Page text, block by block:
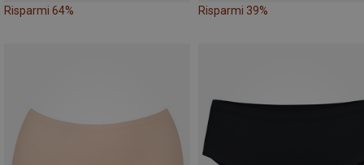
Risparmi 64% Risparmi 39%